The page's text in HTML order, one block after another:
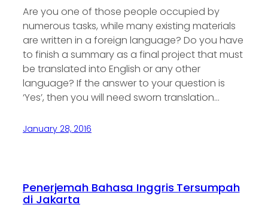
Are you one of those people occupied by
numerous tasks, while many existing materials
are written in a foreign language? Do you have
to finish a summary as a final project that must
be translated into English or any other
language? If the answer to your question is
‘Yes’, then you will need sworn translation…
January 28, 2016
Penerjemah Bahasa Inggris Tersumpah
di Jakarta